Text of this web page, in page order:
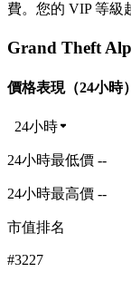
費。您的 VIP 等級
Grand Theft
價格表現（24小時）
24小時
24小時最低價 --
24小時最高價 --
市值排名
#3227